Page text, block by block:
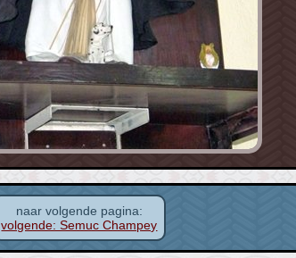
naar volgende pagina:
volgende: Semuc Champey